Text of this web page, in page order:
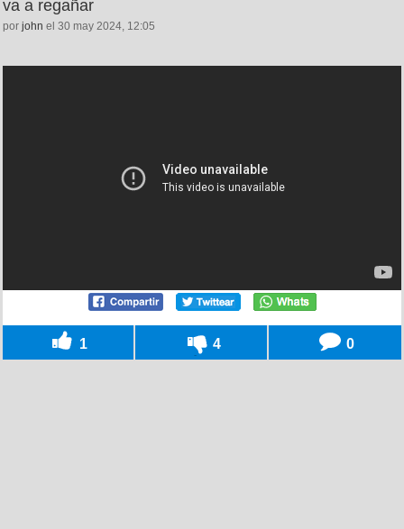
va a regañar
por john el 30 may 2024, 12:05
1 4 0